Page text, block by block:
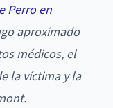
Perro en
aproximado
médicos, el
la víctima y la